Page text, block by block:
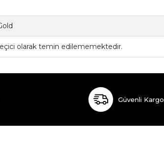
olarak temin edilememektedir.
Güvenli Kargo